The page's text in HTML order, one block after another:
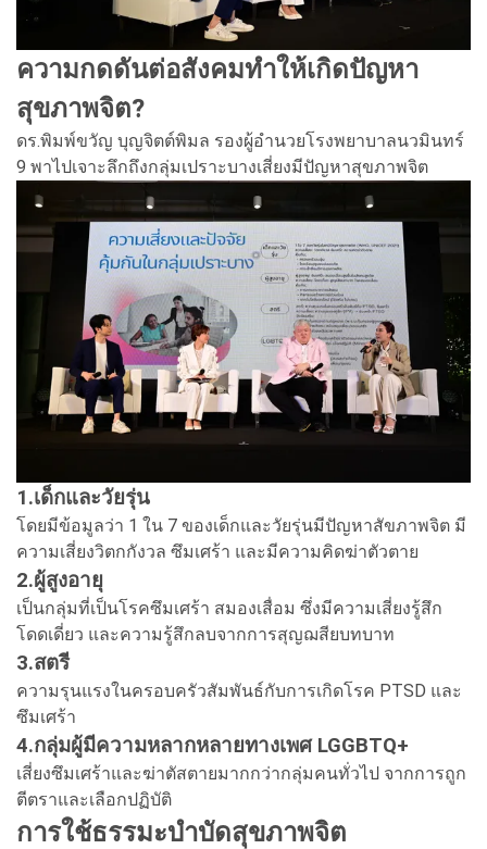
ความกดดันต่อสังคมทำให้เกิดปัญหา
สุขภาพจิต?
ดร.พิมพ์ขวัญ บุญจิตต์พิมล รองผู้อำนวยโรงพยาบาลนวมินทร์
9 พาไปเจาะลึกถึงกลุ่มเปราะบางเสี่ยงมีปัญหาสุขภาพจิต
1.เด็กและวัยรุ่น
โดยมีข้อมูลว่า 1 ใน 7 ของเด็กและวัยรุ่นมีปัญหาสัขภาพจิต มี
ความเสี่ยงวิตกกังวล ซึมเศร้า และมีความคิดฆ่าตัวตาย
2.ผู้สูงอายุ
เป็นกลุ่มที่เป็นโรคซึมเศร้า สมองเสื่อม ซึ่งมีความเสี่ยงรู้สึก
โดดเดี่ยว และความรู้สึกลบจากการสุญฌสียบทบาท
3.สตรี
ความรุนแรงในครอบครัวสัมพันธ์กับการเกิดโรค PTSD และ
ซึมเศร้า
4.กลุ่มผู้มีความหลากหลายทางเพศ LGGBTQ+
เสี่ยงซึมเศร้าและฆ่าตัสตายมากกว่ากลุ่มคนทั่วไป จากการถูก
ตีตราและเลือกปฏิบัติ
การใช้ธรรมะบำบัดสุขภาพจิต